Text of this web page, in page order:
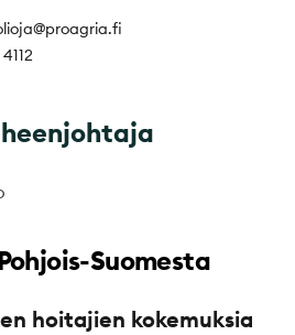
Suomesta
hoitajien kokemuksia